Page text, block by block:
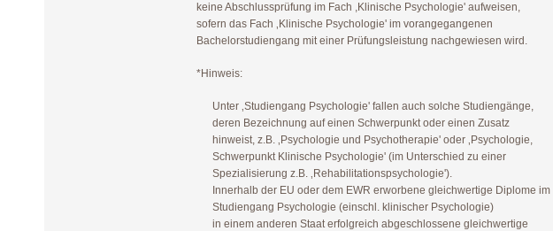
keine Abschlussprüfung im Fach ,Klinische Psychologie' aufweisen,
sofern das Fach ‚Klinische Psychologie' im vorangegangenen
Bachelorstudiengang mit einer Prüfungsleistung nachgewiesen wird.
*Hinweis:
Unter ‚Studiengang Psychologie' fallen auch solche Studiengänge,
deren Bezeichnung auf einen Schwerpunkt oder einen Zusatz
hinweist, z.B. ‚Psychologie und Psychotherapie' oder ‚Psychologie,
Schwerpunkt Klinische Psychologie' (im Unterschied zu einer
Spezialisierung z.B. ‚Rehabilitationspsychologie').
Innerhalb der EU oder dem EWR erworbene gleichwertige Diplome im
Studiengang Psychologie (einschl. klinischer Psychologie)
in einem anderen Staat erfolgreich abgeschlossene gleichwertige